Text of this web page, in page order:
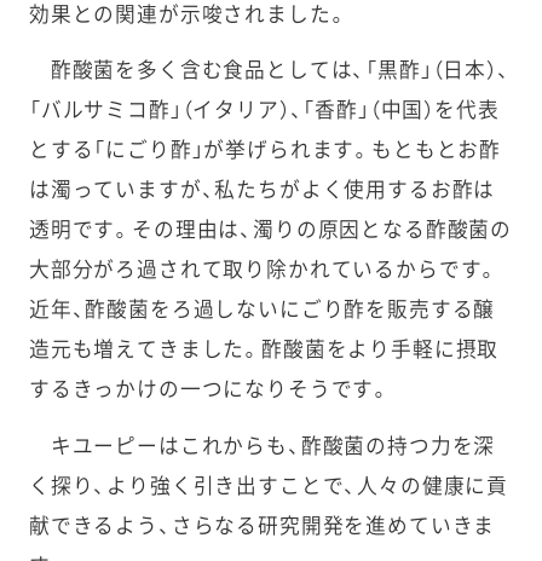
効果との関連が示唆されました。
酢酸菌を多く含む食品としては、「黒酢」（日本）、
「バルサミコ酢」（イタリア）、「香酢」（中国）を代表
とする「にごり酢」が挙げられます。もともとお酢
は濁っていますが、私たちがよく使用するお酢は
透明です。その理由は、濁りの原因となる酢酸菌の
大部分がろ過されて取り除かれているからです。
近年、酢酸菌をろ過しないにごり酢を販売する醸
造元も増えてきました。酢酸菌をより手軽に摂取
するきっかけの一つになりそうです。
キユーピーはこれからも、酢酸菌の持つ力を深
く探り、より強く引き出すことで、人々の健康に貢
献できるよう、さらなる研究開発を進めていきま